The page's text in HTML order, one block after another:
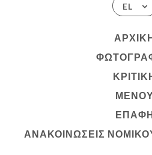
EL
ΑΝΑΚΟΙΝΏΣΕΙΣ